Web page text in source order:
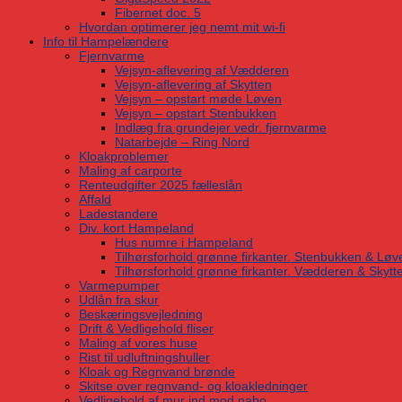
Fibernet doc. 5
Hvordan optimerer jeg nemt mit wi-fi
Info til Hampelændere
Fjernvarme
Vejsyn-aflevering af Vædderen
Vejsyn-aflevering af Skytten
Vejsyn – opstart møde Løven
Vejsyn – opstart Stenbukken
Indlæg fra grundejer vedr. fjernvarme
Natarbejde – Ring Nord
Kloakproblemer
Maling af carporte
Renteudgifter 2025 fælleslån
Affald
Ladestandere
Div. kort Hampeland
Hus numre i Hampeland
Tilhørsforhold grønne firkanter. Stenbukken &
Tilhørsforhold grønne firkanter. Vædderen &
Varmepumper
Udlån fra skur
Beskæringsvejledning
Drift & Vedligehold fliser
Maling af vores huse
Rist til udluftningshuller
Kloak og Regnvand brønde
Skitse over regnvand- og kloakledninger